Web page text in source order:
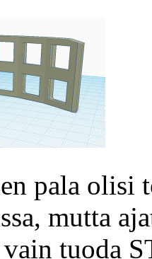
pala olisi
mutta
vain tuoda